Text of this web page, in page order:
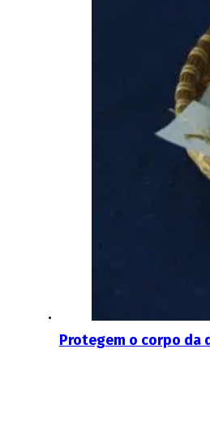
Protegem o corpo da